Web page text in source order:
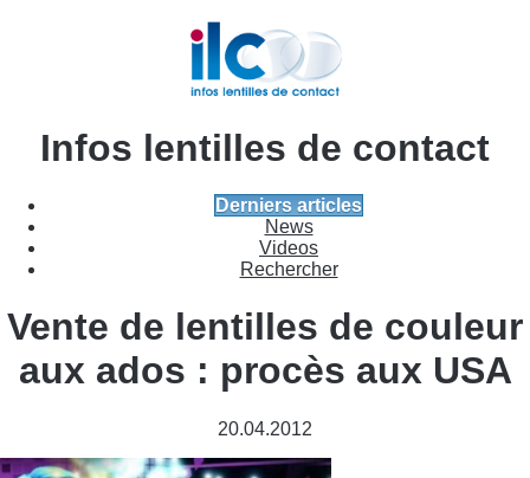
Infos lentilles de contact
Derniers articles
News
Videos
Rechercher
Vente de lentilles de couleur
aux ados : procès aux USA
20.04.2012